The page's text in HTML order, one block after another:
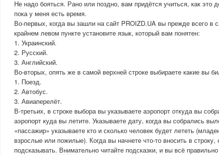
Не надо бояться. Рано или поздно, вам придётся учиться, как это
пока у меня есть время.
Во-первых, когда вы зашли на сайт PROIZD.UA вы прежде всего в
крайнем левом пункте установите язык, который вам понятен:
1. Украинский.
2. Русский.
3. Английский.
Во-вторых, опять же в самой верхней строке выбираете какие вы
1. Поезд.
2. Автобус.
3. Авиаперелёт.
В-третьих, в строке выбора вы указываете аэропорт откуда вы
аэропорт куда вы летите. Указываете дату, когда вы собрались
«пассажир» указываете кто и сколько человек будет лететь
взрослые или пожилые). Когда вы начнете что-то вносить в строку,
подсказывать. Внимательно читайте подсказки, и вы всё